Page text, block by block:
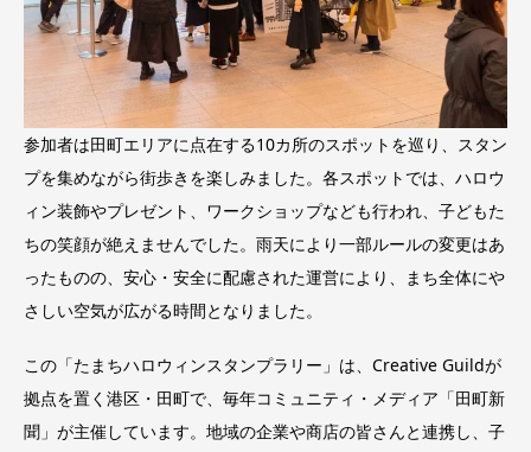
参加者は田町エリアに点在する10カ所のスポットを巡り、スタン
プを集めながら街歩きを楽しみました。各スポットでは、ハロウ
ィン装飾やプレゼント、ワークショップなども行われ、子どもた
ちの笑顔が絶えませんでした。雨天により一部ルールの変更はあ
ったものの、安心・安全に配慮された運営により、まち全体にや
さしい空気が広がる時間となりました。
この「たまちハロウィンスタンプラリー」は、Creative Guildが
拠点を置く港区・田町で、毎年コミュニティ・メディア「田町新
聞」が主催しています。地域の企業や商店の皆さんと連携し、子